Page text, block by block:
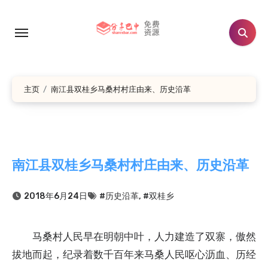
主页 南江县双桂乡马桑村村庄由来、历史沿革
南江县双桂乡马桑村村庄由来、历史沿革
2018年6月24日 #历史沿革, #双桂乡
马桑村人民早在明朝中叶，人力建造了双寨，傲然
拔地而起，纪录着数千百年来马桑人民呕心沥血、历经